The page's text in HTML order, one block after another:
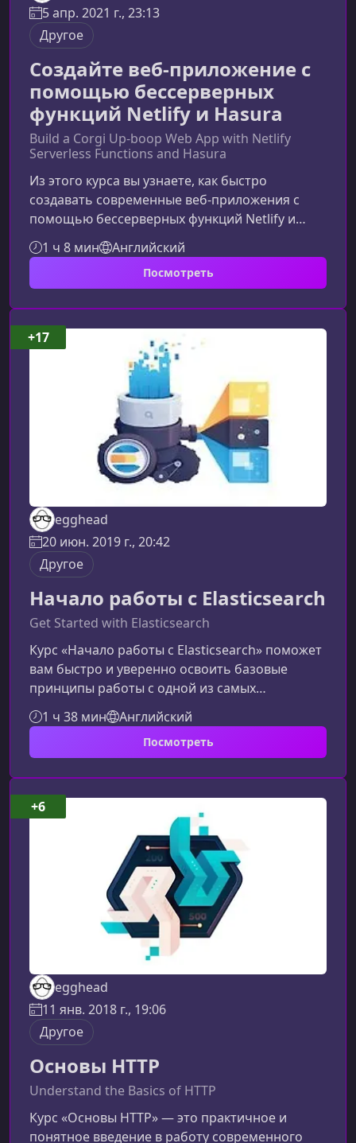
5 апр. 2021 г., 23:13
Другое
Создайте веб-приложение с
помощью бессерверных
функций Netlify и Hasura
Build a Corgi Up-boop Web App with Netlify
Serverless Functions and Hasura
Из этого курса вы узнаете, как быстро
создавать современные веб‑приложения с
помощью бессерверных функций Netlify и
Hasura, а также как безопасно работать с
внешними API и управлять данными без
собственного сервера. Материал подойдёт
разработчикам любого уровня, которым
нужно ускорить delivery и упростить
архитектуру приложений.Что вы изучите в
этом курсеКурс шаг за шагом проведет вас
через создание приложения «Corgi Up‑Boop»,
демонстрируя пра
1 ч 8 мин Английский
Посмотреть
egghead
20 июн. 2019 г., 20:42
Другое
Начало работы с Elasticsearch
Get Started with Elasticsearch
Курс «Начало работы с Elasticsearch» поможет
вам быстро и уверенно освоить базовые
принципы работы с одной из самых
популярных систем полнотекстового поиска.
Материал подается практично и понятно,
чтобы вы могли сразу применять полученные
курсКурс знакомит вас с ключевыми
концепциями Elasticsearch и показывает, как
эффективно использовать его для хранения
данных, поиска по ним и оптимизации
производительно
1 ч 38 мин Английский
Посмотреть
+17
egghead
11 янв. 2018 г., 19:06
Другое
Основы HTTP
Understand the Basics of HTTP
Курс «Основы HTTP» — это практичное и
понятное введение в работу современного
+6